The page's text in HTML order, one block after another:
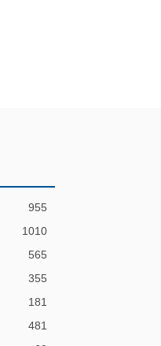
955
1010
565
355
181
481